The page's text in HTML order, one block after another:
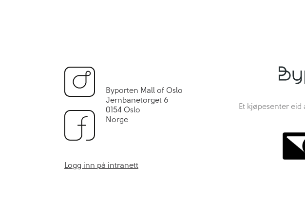
Byporten Mall of Oslo
Jernbanetorget 6
0154 Oslo
Norge
Logg inn på intranett
Et kjøpesenter eid